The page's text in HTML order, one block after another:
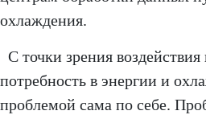
охлаждения.
С точки зрения
потребность в энергии и
проблемой сама по себе.